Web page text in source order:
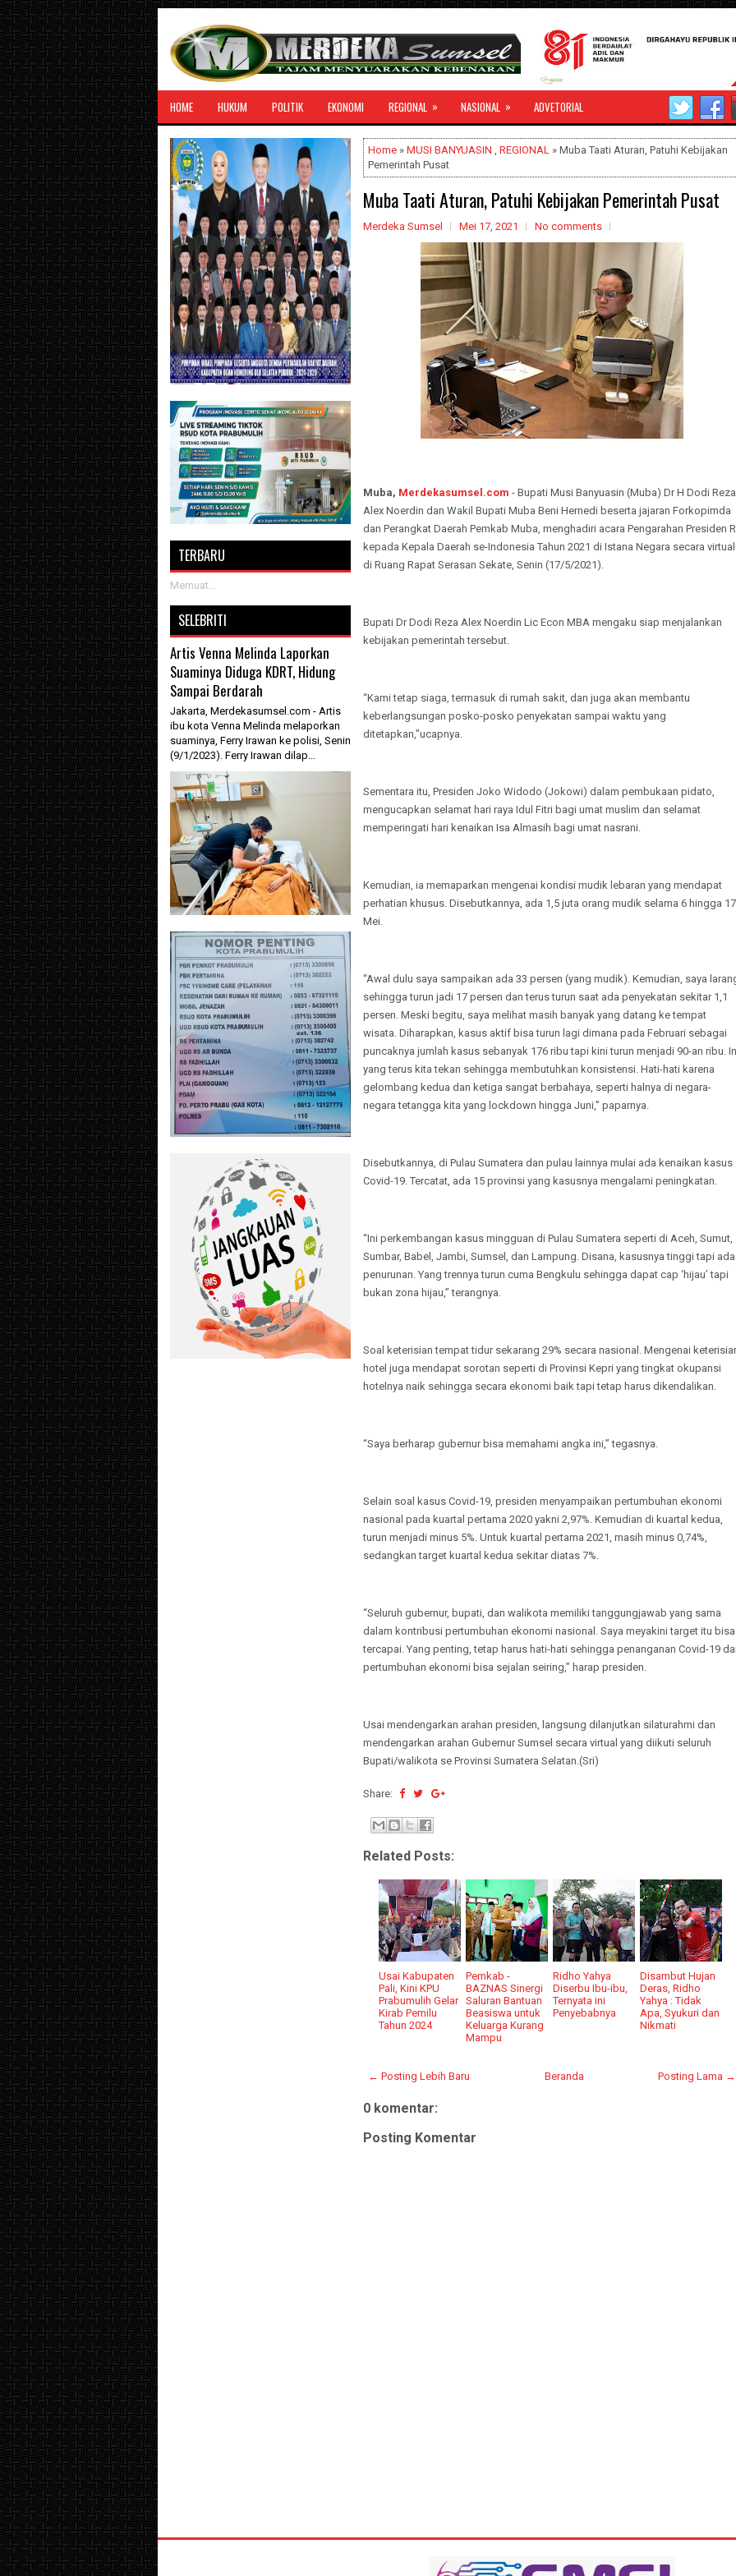
HOME HUKUM POLITIK EKONOMI REGIONAL » NASIONAL » ADVETORIAL
Home » MUSI BANYUASIN , REGIONAL » Muba Taati Aturan, Patuhi Kebijakan
Pemerintah Pusat
Muba Taati Aturan, Patuhi Kebijakan Pemerintah Pusat
Merdeka Sumsel Mei 17, 2021 No comments
Muba, Merdekasumsel.com - Bupati Musi Banyuasin (Muba) Dr H Dodi Reza
Alex Noerdin dan Wakil Bupati Muba Beni Hernedi beserta jajaran Forkopimda
dan Perangkat Daerah Pemkab Muba, menghadiri acara Pengarahan Presiden
kepada Kepala Daerah se-Indonesia Tahun 2021 di Istana Negara secara virtual
di Ruang Rapat Serasan Sekate, Senin (17/5/2021).
Bupati Dr Dodi Reza Alex Noerdin Lic Econ MBA mengaku siap menjalankan
kebijakan pemerintah tersebut.
“Kami tetap siaga, termasuk di rumah sakit, dan juga akan membantu
keberlangsungan posko-posko penyekatan sampai waktu yang
ditetapkan,"ucapnya.
Sementara itu, Presiden Joko Widodo (Jokowi) dalam pembukaan pidato,
mengucapkan selamat hari raya Idul Fitri bagi umat muslim dan selamat
memperingati hari kenaikan Isa Almasih bagi umat nasrani.
Kemudian, ia memaparkan mengenai kondisi mudik lebaran yang mendapat
perhatian khusus. Disebutkannya, ada 1,5 juta orang mudik selama 6 hingga 17
Mei.
“Awal dulu saya sampaikan ada 33 persen (yang mudik). Kemudian, saya
sehingga turun jadi 17 persen dan terus turun saat ada penyekatan sekitar 1,1
persen. Meski begitu, saya melihat masih banyak yang datang ke tempat
wisata. Diharapkan, kasus aktif bisa turun lagi dimana pada Februari sebagai
puncaknya jumlah kasus sebanyak 176 ribu tapi kini turun menjadi 90-an ribu.
yang terus kita tekan sehingga membutuhkan konsistensi. Hati-hati karena
gelombang kedua dan ketiga sangat berbahaya, seperti halnya di negara-
negara tetangga kita yang lockdown hingga Juni,” paparnya.
Disebutkannya, di Pulau Sumatera dan pulau lainnya mulai ada kenaikan kasus
Covid-19. Tercatat, ada 15 provinsi yang kasusnya mengalami peningkatan.
“Ini perkembangan kasus mingguan di Pulau Sumatera seperti di Aceh, Sumut,
Sumbar, Babel, Jambi, Sumsel, dan Lampung. Disana, kasusnya tinggi tapi ada
penurunan. Yang trennya turun cuma Bengkulu sehingga dapat cap ‘hijau’ tapi
bukan zona hijau,” terangnya.
Soal keterisian tempat tidur sekarang 29% secara nasional. Mengenai
hotel juga mendapat sorotan seperti di Provinsi Kepri yang tingkat okupansi
hotelnya naik sehingga secara ekonomi baik tapi tetap harus dikendalikan.
“Saya berharap gubernur bisa memahami angka ini,” tegasnya.
Selain soal kasus Covid-19, presiden menyampaikan pertumbuhan ekonomi
nasional pada kuartal pertama 2020 yakni 2,97%. Kemudian di kuartal kedua,
turun menjadi minus 5%. Untuk kuartal pertama 2021, masih minus 0,74%,
sedangkan target kuartal kedua sekitar diatas 7%.
“Seluruh gubernur, bupati, dan walikota memiliki tanggungjawab yang sama
dalam kontribusi pertumbuhan ekonomi nasional. Saya meyakini target itu bisa
tercapai. Yang penting, tetap harus hati-hati sehingga penanganan Covid-19
pertumbuhan ekonomi bisa sejalan seiring,” harap presiden.
Usai mendengarkan arahan presiden, langsung dilanjutkan silaturahmi dan
mendengarkan arahan Gubernur Sumsel secara virtual yang diikuti seluruh
Bupati/walikota se Provinsi Sumatera Selatan.(Sri)
Share:
Related Posts:
Usai Kabupaten
Pali, Kini KPU
Prabumulih Gelar
Kirab Pemilu
Tahun 2024
Pemkab -
BAZNAS Sinergi
Saluran Bantuan
Beasiswa untuk
Keluarga Kurang
Mampu
Ridho Yahya
Diserbu Ibu-ibu,
Ternyata ini
Penyebabnya
Disambut Hujan
Deras, Ridho
Yahya : Tidak
Apa, Syukuri dan
Nikmati
← Posting Lebih Baru Posting Lama →
Beranda
0 komentar:
Posting Komentar
TERBARU
Memuat...
SELEBRITI
Artis Venna Melinda Laporkan
Suaminya Diduga KDRT, Hidung
Sampai Berdarah
Jakarta, Merdekasumsel.com - Artis
ibu kota Venna Melinda melaporkan
suaminya, Ferry Irawan ke polisi, Senin
(9/1/2023). Ferry Irawan dilap...